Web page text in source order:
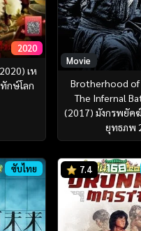
2020
เห
กษ์โลก
Movie
Brotherhood of
The Infernal
(2017) มังกรพยัค
ยุทธภพ
ซับไทย 7.4